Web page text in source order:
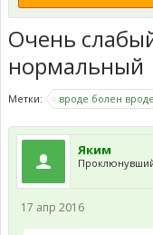
Очень
нормальный
Метки: вроде болен
Яким
17 апр 2016